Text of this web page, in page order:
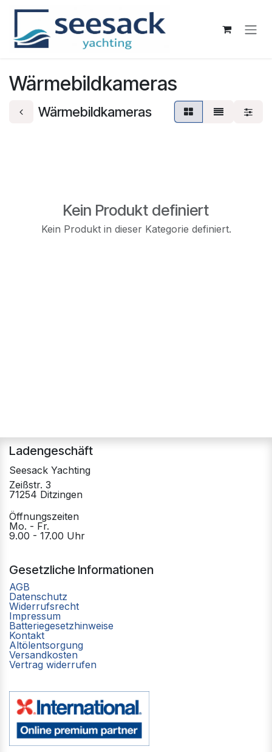
Zum Inhalt springen
Wärmebildkameras
Wärmebildkameras
Kein Produkt definiert
Kein Produkt in dieser Kategorie definiert.
Ladengeschäft
Seesack Yachting
Zeißstr. 3
71254 Ditzingen
Öffnungszeiten
Mo. - Fr.
9.00 - 17.00 Uhr
Gesetzliche Informationen
AGB
Datenschutz
Widerrufsrecht
Impressum
Batteriegesetzhinweise
Kontakt
Altölentsorgung
Versandkosten
Vertrag widerrufen